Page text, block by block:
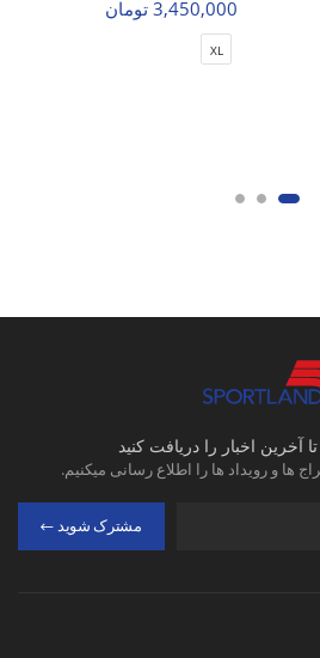
3,450,000 تومان
XL
اخبار را دریافت کنید
ها و رویداد ها را اطلاع رسانی میکنیم.
مشترک شوید